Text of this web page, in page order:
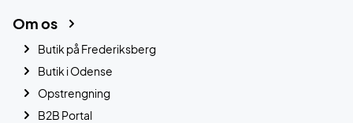
Om os
Butik på Frederiksberg
Butik i Odense
Opstrengning
B2B Portal